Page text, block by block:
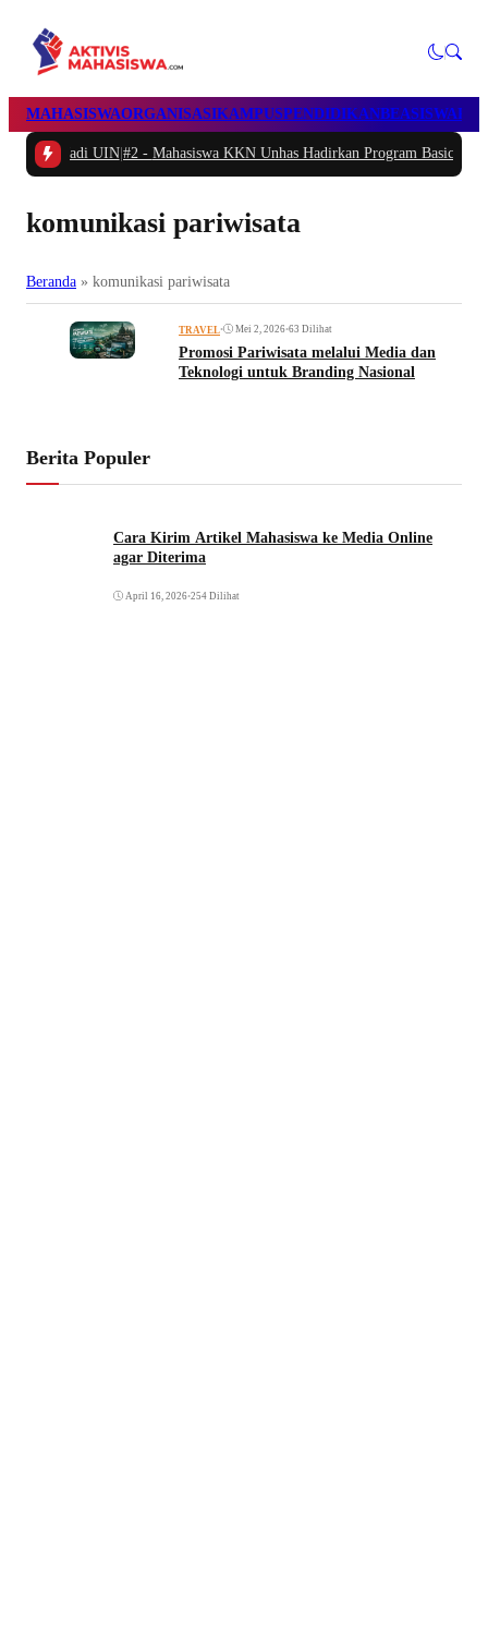
MAHASISWAORGANISASIKAMPUSPENDIDIKANBEASISWA
#2 - Mahasiswa KKN Unhas Hadirkan Program Basic English
komunikasi pariwisata
Beranda » komunikasi pariwisata
TRAVEL• Mei 2, 2026•63 Dilihat
Promosi Pariwisata melalui Media dan
Teknologi untuk Branding Nasional
Berita Populer
Cara Kirim Artikel Mahasiswa ke Media Online
agar Diterima
April 16, 2026•254 Dilihat